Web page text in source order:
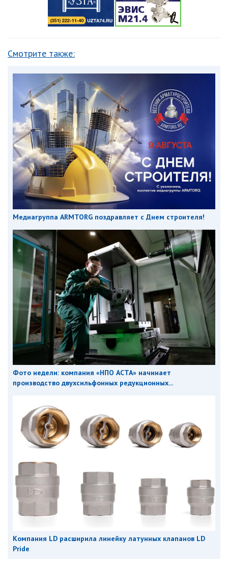
Смотрите также:
Медиагруппа ARMTORG поздравляет с Днем строителя!
Фото недели: компания «НПО АСТА» начинает
производство двухсильфонных редукционных...
Компания LD расширила линейку латунных клапанов LD
Pride